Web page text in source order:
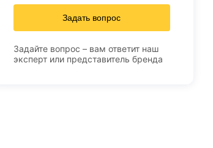
Задать вопрос
Задайте вопрос – вам ответит наш
эксперт или представитель бренда